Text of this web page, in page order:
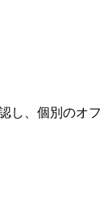
し、個別のオフ